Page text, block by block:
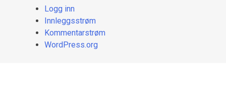
Logg inn
Innleggsstrøm
Kommentarstrøm
WordPress.org